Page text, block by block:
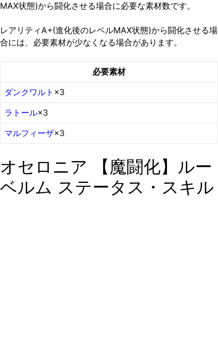
MAX状態)から闘化させる場合に必要な素材数です。
レアリティA+(進化後のレベルMAX状態)から闘化させる場
合には、必要素材が少なくなる場合があります。
必要素材
ダンクワルト ×3
ラトール×3
マルフィーザ×3
オセロニア 【魔闘化】ルー
ベルム ステータス・スキル